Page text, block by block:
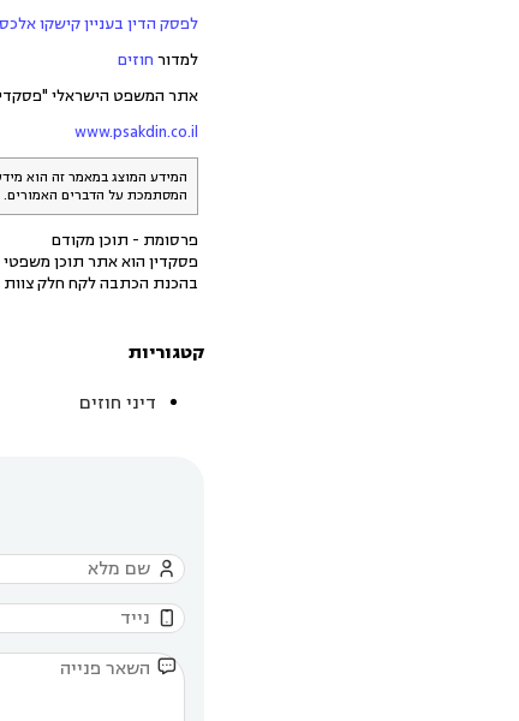
לפסק הדין בעניין קישקו
למדור חוזים
אתר המשפט הישראלי
www.psakdin.co.il
המידע המוצג במאמר זה הוא
המסתמכת על הדברים האמורים.
פרסומת - תוכן מקודם
פסקדין הוא אתר תוכן משפטי
בהכנת הכתבה לקח חלק צוות
קטגוריות
דיני חוזים


